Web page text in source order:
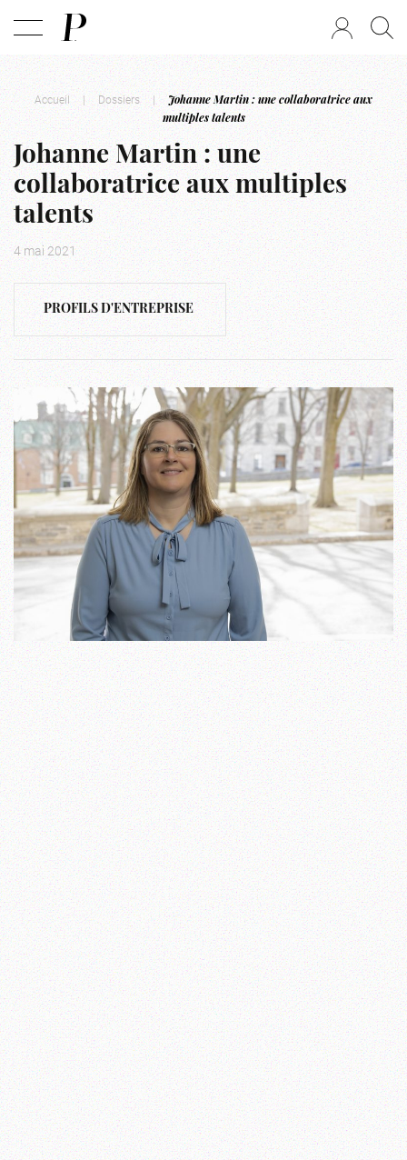
Accueil | Dossiers |
Johanne Martin : une collaboratrice aux
multiples talents
Johanne Martin : une
collaboratrice aux multiples
talents
4 mai 2021
PROFILS D'ENTREPRISE